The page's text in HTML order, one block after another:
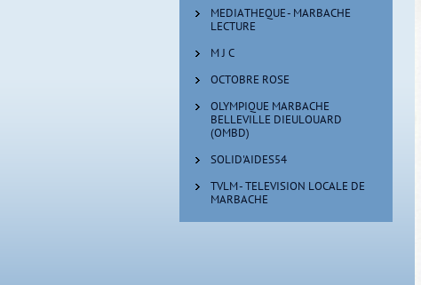
MEDIATHEQUE - MARBACHE
LECTURE
M J C
OCTOBRE ROSE
OLYMPIQUE MARBACHE
BELLEVILLE DIEULOUARD
(OMBD)
SOLID'AIDES54
TVLM - TELEVISION LOCALE DE
MARBACHE